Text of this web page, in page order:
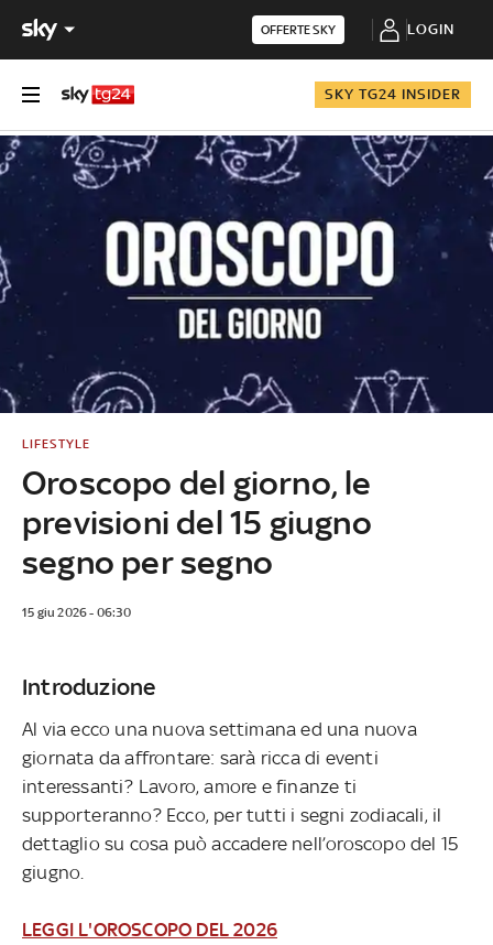
OFFERTE SKY LOGIN
SKY TG24 INSIDER
Oroscopo del giorno, le
previsioni del 15 giugno
segno per segno
LIFESTYLE
15 giu 2026 - 06:30
Introduzione
Al via ecco una nuova settimana ed una nuova
giornata da affrontare: sarà ricca di eventi
interessanti? Lavoro, amore e finanze ti
supporteranno? Ecco, per tutti i segni zodiacali, il
dettaglio su cosa può accadere nell’oroscopo del 15
giugno.
LEGGI L'OROSCOPO DEL 2026